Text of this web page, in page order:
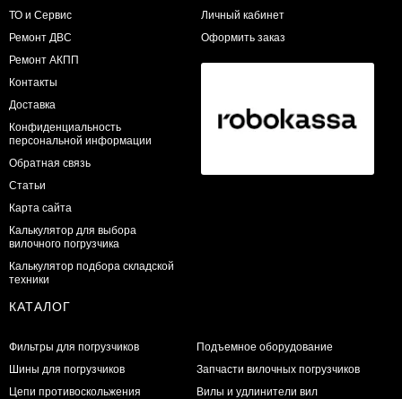
ТО и Сервис
​Ремонт ДВС
Ремонт АКПП
Контакты
Доставка
Конфиденциальность
персональной информации
Обратная связь
Статьи
Карта сайта
Калькулятор для выбора
вилочного погрузчика
Калькулятор подбора складской
техники
Личный кабинет
Оформить заказ
КАТАЛОГ
Фильтры для погрузчиков
Шины для погрузчиков
Цепи противоскольжения
Подъемное оборудование
Запчасти вилочных погрузчиков
Вилы и удлинители вил